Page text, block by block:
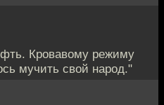
Кровавому режиму
мучить свой народ."